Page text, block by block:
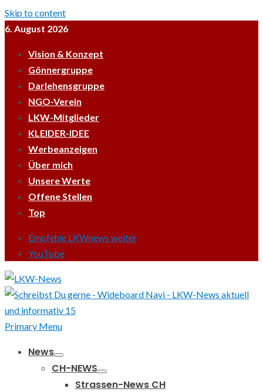
Skip to content
6. August 2026
Vision & Konzept
Gönnergruppe
Darlehensgruppe
NGO-Verein
LKW-Mitglieder
KLEIDER-IDEE
Werbeanzeigen
Über mich
Unsere Werte
Offene Stellen
Top
Empfehle LKWnews weiter
YouTube
Primary Menu
News
CH-NEWS
Strassen-News CH